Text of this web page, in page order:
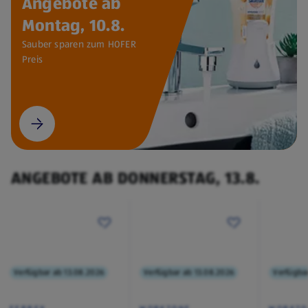
Montag, 10.8.
Sauber sparen zum HOFER
Preis
ANGEBOTE AB DONNERSTAG, 13.8.
Verfügbar ab 13.08.2026 Verfügbar ab 13.08.2026